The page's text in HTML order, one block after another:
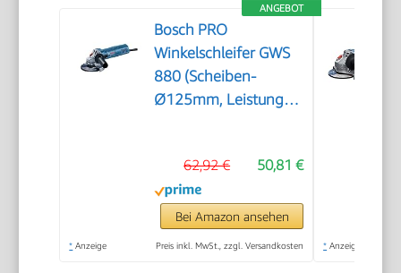
ANGEBOT
Bosch PRO
Winkelschleifer GWS
880 (Scheiben-
Ø125mm, Leistung
11.000 min-1, inkl.
Zusatzgriff,
Schutzhaube,
Spannmutter,
50,81 €
62,92 €
Bei Amazon ansehen
* Anzeige Preis inkl. MwSt., zzgl. Versandkosten * Anzeige